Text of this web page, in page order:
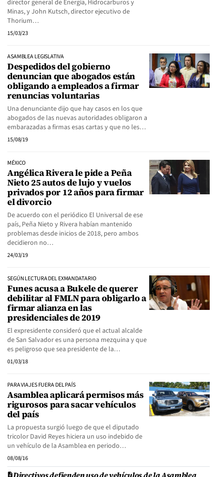
director general de Energía, Hidrocarburos y
Minas, y John Kutsch, director ejecutivo de
Thorium…
15/03/23
ASAMBLEA LEGISLATIVA
Despedidos del gobierno
denuncian que abogados están
obligando a empleados a firmar
renuncias voluntarias
Una denunciante dijo que hay casos en los que
abogados de las nuevas autoridades obligaron a
embarazadas a firmas esas cartas y que no les…
15/08/19
MÉXICO
Angélica Rivera le pide a Peña
Nieto 25 autos de lujo y vuelos
privados por 12 años para firmar
el divorcio
De acuerdo con el periódico El Universal de ese
país, Peña Nieto y Rivera habían mantenido
problemas desde inicios de 2018, pero ambos
decidieron no…
24/03/19
SEGÚN LECTURA DEL EXMANDATARIO
Funes acusa a Bukele de querer
debilitar al FMLN para obligarlo a
firmar alianza en las
presidenciales de 2019
El expresidente consideró que el actual alcalde
de San Salvador es una persona mezquina y que
es peligroso que sea presidente de la…
01/03/18
PARA VIAJES FUERA DEL PAÍS
Asamblea aplicará permisos más
rigurosos para sacar vehículos
del país
La propuesta surgió luego de que el diputado
tricolor David Reyes hiciera un uso indebido de
un vehículo de la Asamblea en periodo…
08/08/16